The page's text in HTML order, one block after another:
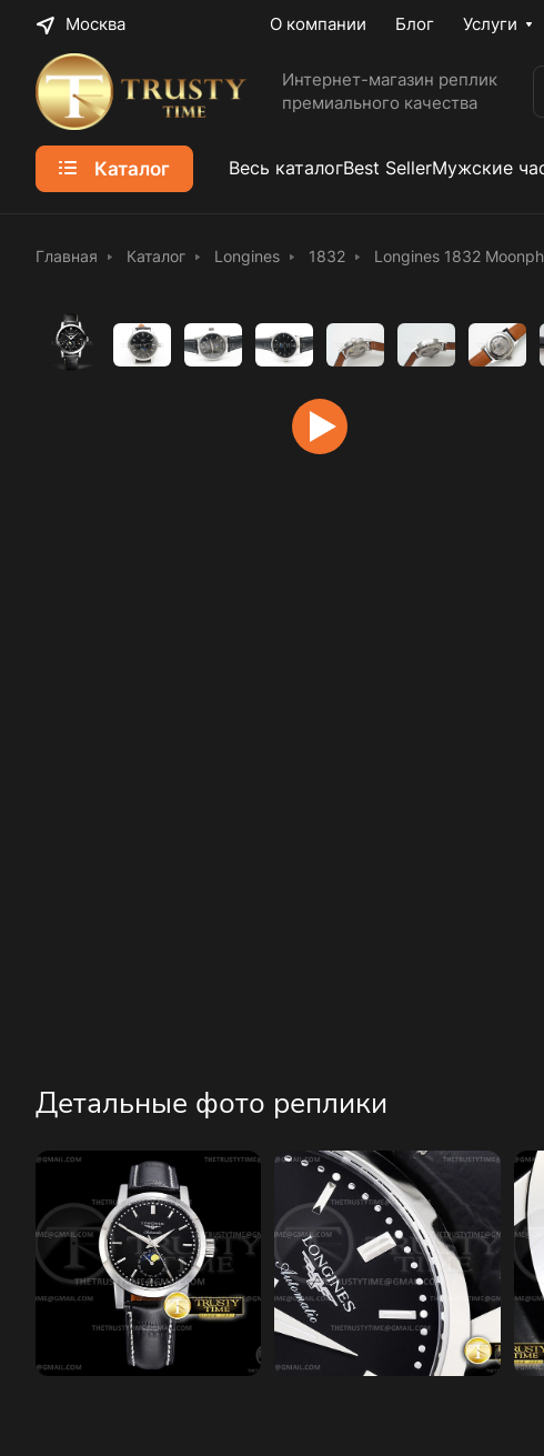
Москва О компании Блог Услуги
Интернет-магазин реплик
премиального качества
Каталог Весь каталогBest SellerМужские
Главная Каталог Longines 1832 Longines 1832
Детальные фото реплики